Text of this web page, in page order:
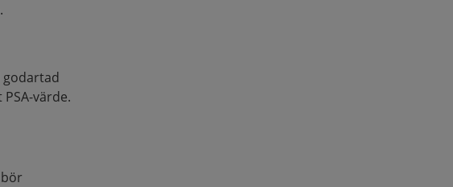
godartad
värde.